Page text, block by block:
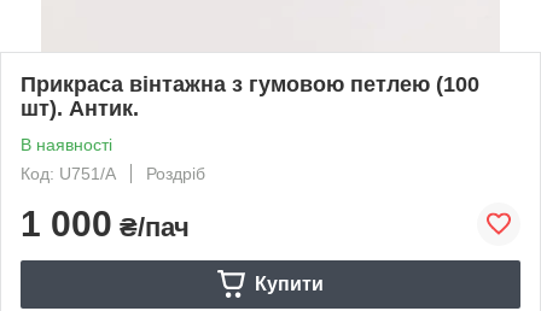
Прикраса вінтажна з гумовою петлею (100
шт). Антик.
В наявності
Код: U751/A
Роздріб
1 000 ₴/пач
Купити